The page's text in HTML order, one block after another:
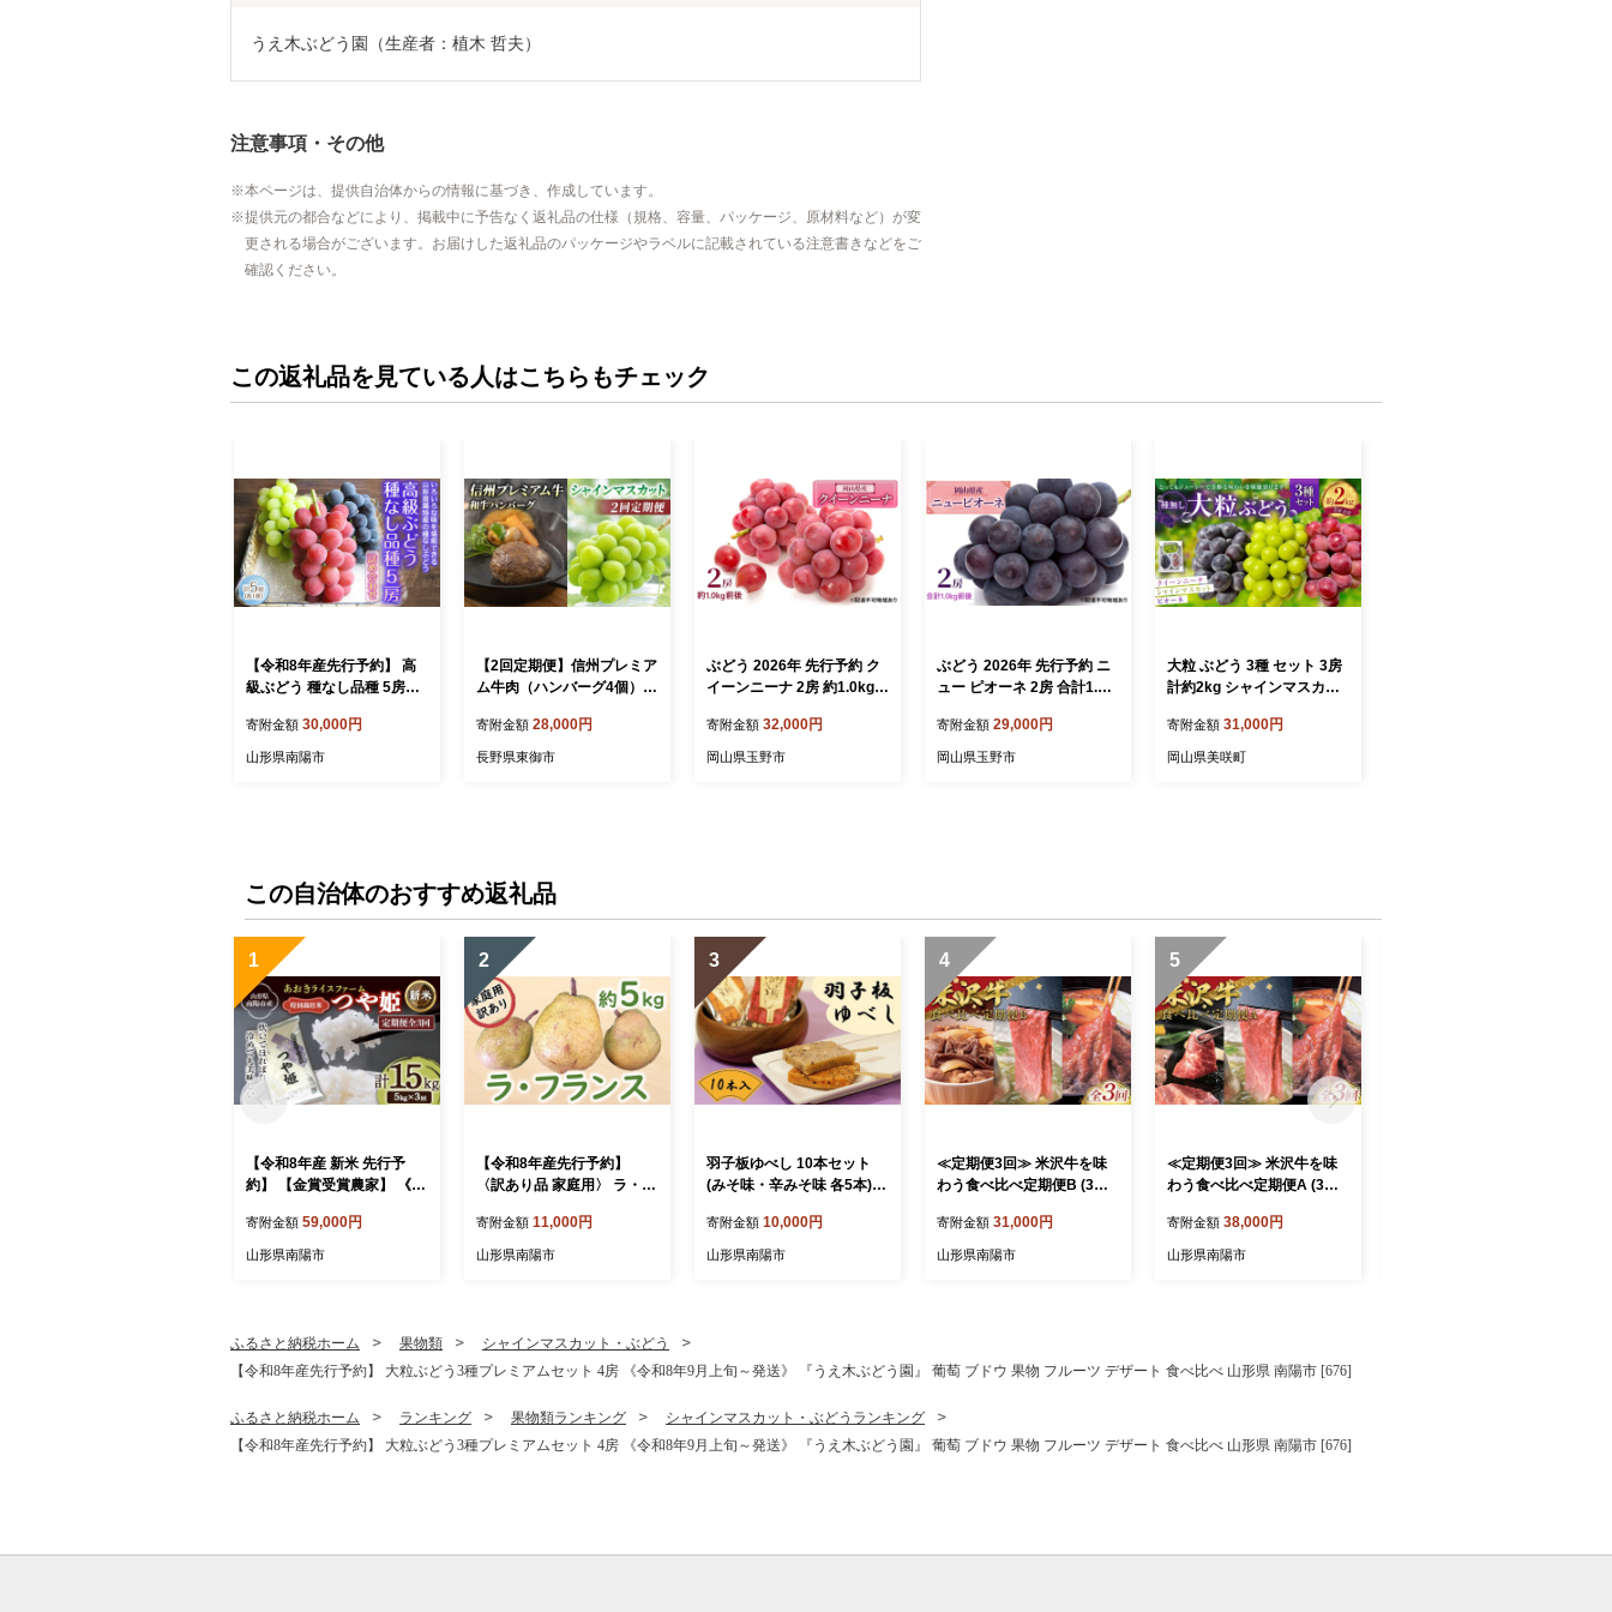
うえ木ぶどう園（生産者：植木 哲夫）
注意事項・その他
本ページは、提供自治体からの情報に基づき、作成しています。
提供元の都合などにより、掲載中に予告なく返礼品の仕様（規格、容量、パッケージ、原材料など）が変
更される場合がございます。お届けした返礼品のパッケージやラベルに記載されている注意書きなどをご
確認ください。
この返礼品を見ている人はこちらもチェック
【令和8年産先行予約】 高
級ぶどう 種なし品種 5房詰
送》 『漆山果樹園』 葡萄
ぶどう ブドウ 種なし 新鮮
寄附金額 30,000円
山形県南陽市
【2回定期便】信州プレミア
ム牛肉（ハンバーグ4個）・
【小田切牧場／JA信州うえ
だ】ぶどう 葡萄 大粒 果物
寄附金額 28,000円
長野県東御市
ぶどう 2026年 先行予約 ク
イーンニーナ 2房 約1.0kg前
産 フルーツ 果物 ギフト 濃
厚 甘み 後味が良い 大粒 糖
寄附金額 32,000円
岡山県玉野市
ぶどう 2026年 先行予約 ニ
ュー ピオーネ 2房 合計1.0k
国産 フルーツ 果物 ギフト
デザート 食後 種なし 大粒
寄附金額 29,000円
岡山県玉野市
大粒 ぶどう 3種 セット 3房
計約2kg シャインマスカッ
【2026年10月上旬から12月
下旬頃迄発送予定】 ／ マス
寄附金額 31,000円
岡山県美咲町
この自治体のおすすめ返礼品
1
【令和8年産 新米 先行予
約】 【金賞受賞農家】 《定
姫 5kg×3か月 《令和8年9月
下旬～発送》 『あおきライ
寄附金額 59,000円
山形県南陽市
2
【令和8年産先行予約】
〈訳あり品 家庭用〉 ラ・フ
《令和8年11月中旬～発
送》 『カネタ髙橋青果』 ラ
寄附金額 11,000円
山形県南陽市
3
羽子板ゆべし 10本セット
(みそ味・辛みそ味 各5本)
和菓子 お茶菓子 山形県 南
陽市 [2673]
寄附金額 10,000円
山形県南陽市
4
≪定期便3回≫ 米沢牛を味
わう食べ比べ定期便B (3～4
県 南陽市 [2702]
寄附金額 31,000円
山形県南陽市
5
≪定期便3回≫ 米沢牛を味
わう食べ比べ定期便A (3～4
県 南陽市 [2701]
寄附金額 38,000円
山形県南陽市
ふるさと納税ホーム 果物類
シャインマスカット・ぶどう
【令和8年産先行予約】 大粒ぶどう3種プレミアムセット 4房 《令和8年9月上旬～発送》 『うえ木ぶどう園』 葡萄 ブドウ 果物 フルーツ デザート 食べ比べ 山形県 南陽市 [676]
ふるさと納税ホーム ランキング 果物類ランキング
シャインマスカット・ぶどうランキング
【令和8年産先行予約】 大粒ぶどう3種プレミアムセット 4房 《令和8年9月上旬～発送》 『うえ木ぶどう園』 葡萄 ブドウ 果物 フルーツ デザート 食べ比べ 山形県 南陽市 [676]